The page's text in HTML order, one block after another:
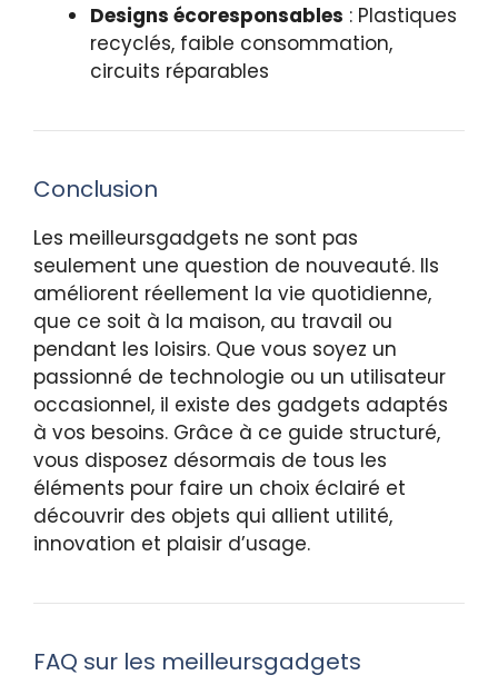
Designs écoresponsables : Plastiques
recyclés, faible consommation,
circuits réparables
Conclusion
Les meilleursgadgets ne sont pas
seulement une question de nouveauté. Ils
améliorent réellement la vie quotidienne,
que ce soit à la maison, au travail ou
pendant les loisirs. Que vous soyez un
passionné de technologie ou un utilisateur
occasionnel, il existe des gadgets adaptés
à vos besoins. Grâce à ce guide structuré,
vous disposez désormais de tous les
éléments pour faire un choix éclairé et
découvrir des objets qui allient utilité,
innovation et plaisir d’usage.
FAQ sur les meilleursgadgets